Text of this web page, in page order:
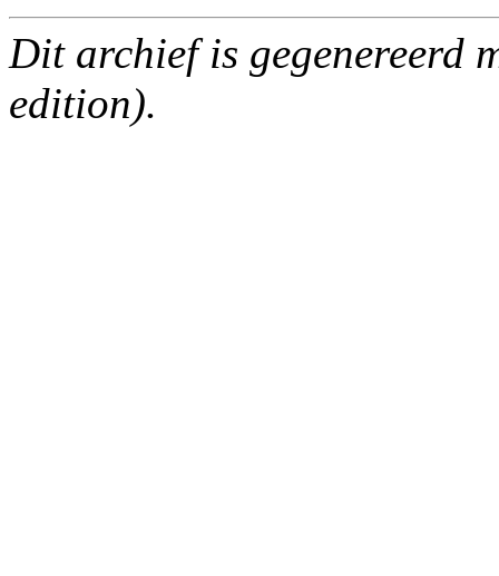
Dit archief is gegenereerd
edition).